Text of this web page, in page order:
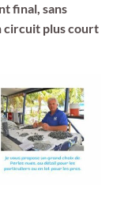
final, sans
circuit plus court